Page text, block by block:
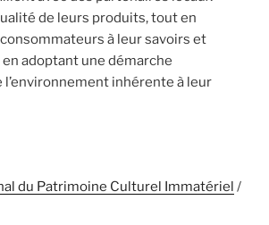
de leurs produits, tout en
à leur savoirs et
adoptant une démarche
inhérente à leur
du Patrimoine Culturel Immatériel /